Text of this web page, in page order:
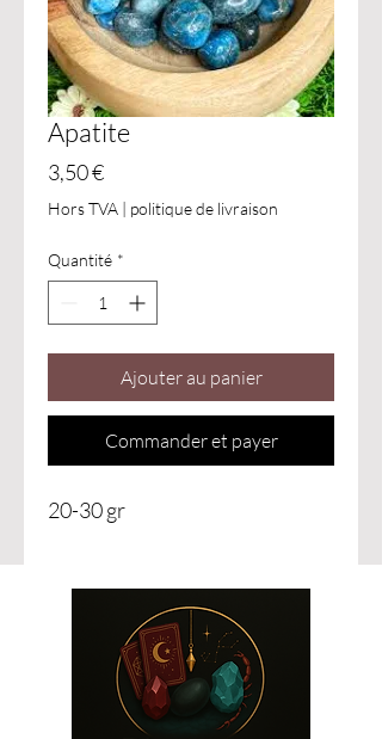
Apatite
3,50 €Prix
Hors TVA | politique de livraison
Quantité *
Ajouter au panier
Commander et payer
20-30 gr